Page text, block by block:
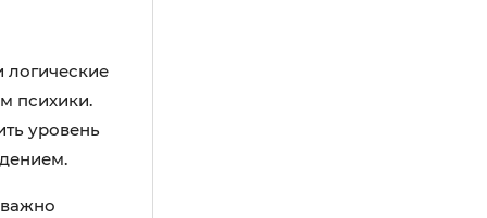
психики.
уровень